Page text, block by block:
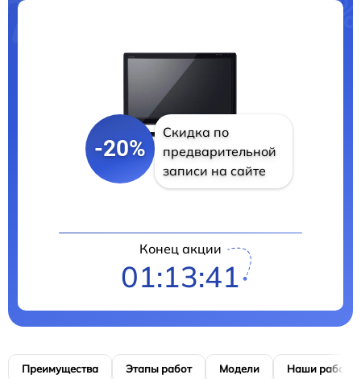
-20%
Скидка по
предварительной
записи на сайте
Конец акции
01:13:41
Преимущества Этапы работ Модели Наши работы